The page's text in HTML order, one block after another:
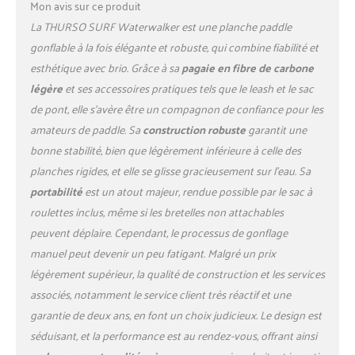
structure iSUP la plus solide
disponible sur le marché.
Toutes nos planches de
paddle disposent d'une
construction à double
couche avec un noyau
intérieur tissé Drop Stitch et
une couche extérieure en
PVC de qualité militaire. Les
grilles latérales sont en outre
renforcées avec des
coutures en PVC pour éviter
le délaminage. Pour rendre la
planche encore plus rigide,
des rails de renfort en
carbone sont ajoutés. Ainsi,
les planches de SUP
THURSO SURF sont
durables, rigides, légères et
se comportent comme des
Mon avis sur ce produit
La THURSO SURF Waterwalker est une planche paddle
gonflable à la fois élégante et robuste, qui combine fiabilité et
esthétique avec brio. Grâce à sapagaie en fibre de carbone
légèreet ses accessoires pratiques tels que le leash et le sac
de pont, elle s’avère être un compagnon de confiance pour les
amateurs de paddle. Saconstruction robustegarantit une
bonne stabilité, bien que légèrement inférieure à celle des
planches rigides, et elle se glisse gracieusement sur l’eau. Sa
portabilitéest un atout majeur, rendue possible par le sac à
roulettes inclus, même si les bretelles non attachables
peuvent déplaire. Cependant, le processus de gonflage
manuel peut devenir un peu fatigant. Malgré un prix
légèrement supérieur, la qualité de construction et les services
associés, notamment le service client très réactif et une
garantie de deux ans, en font un choix judicieux. Le design est
séduisant, et la performance est au rendez-vous, offrant ainsi